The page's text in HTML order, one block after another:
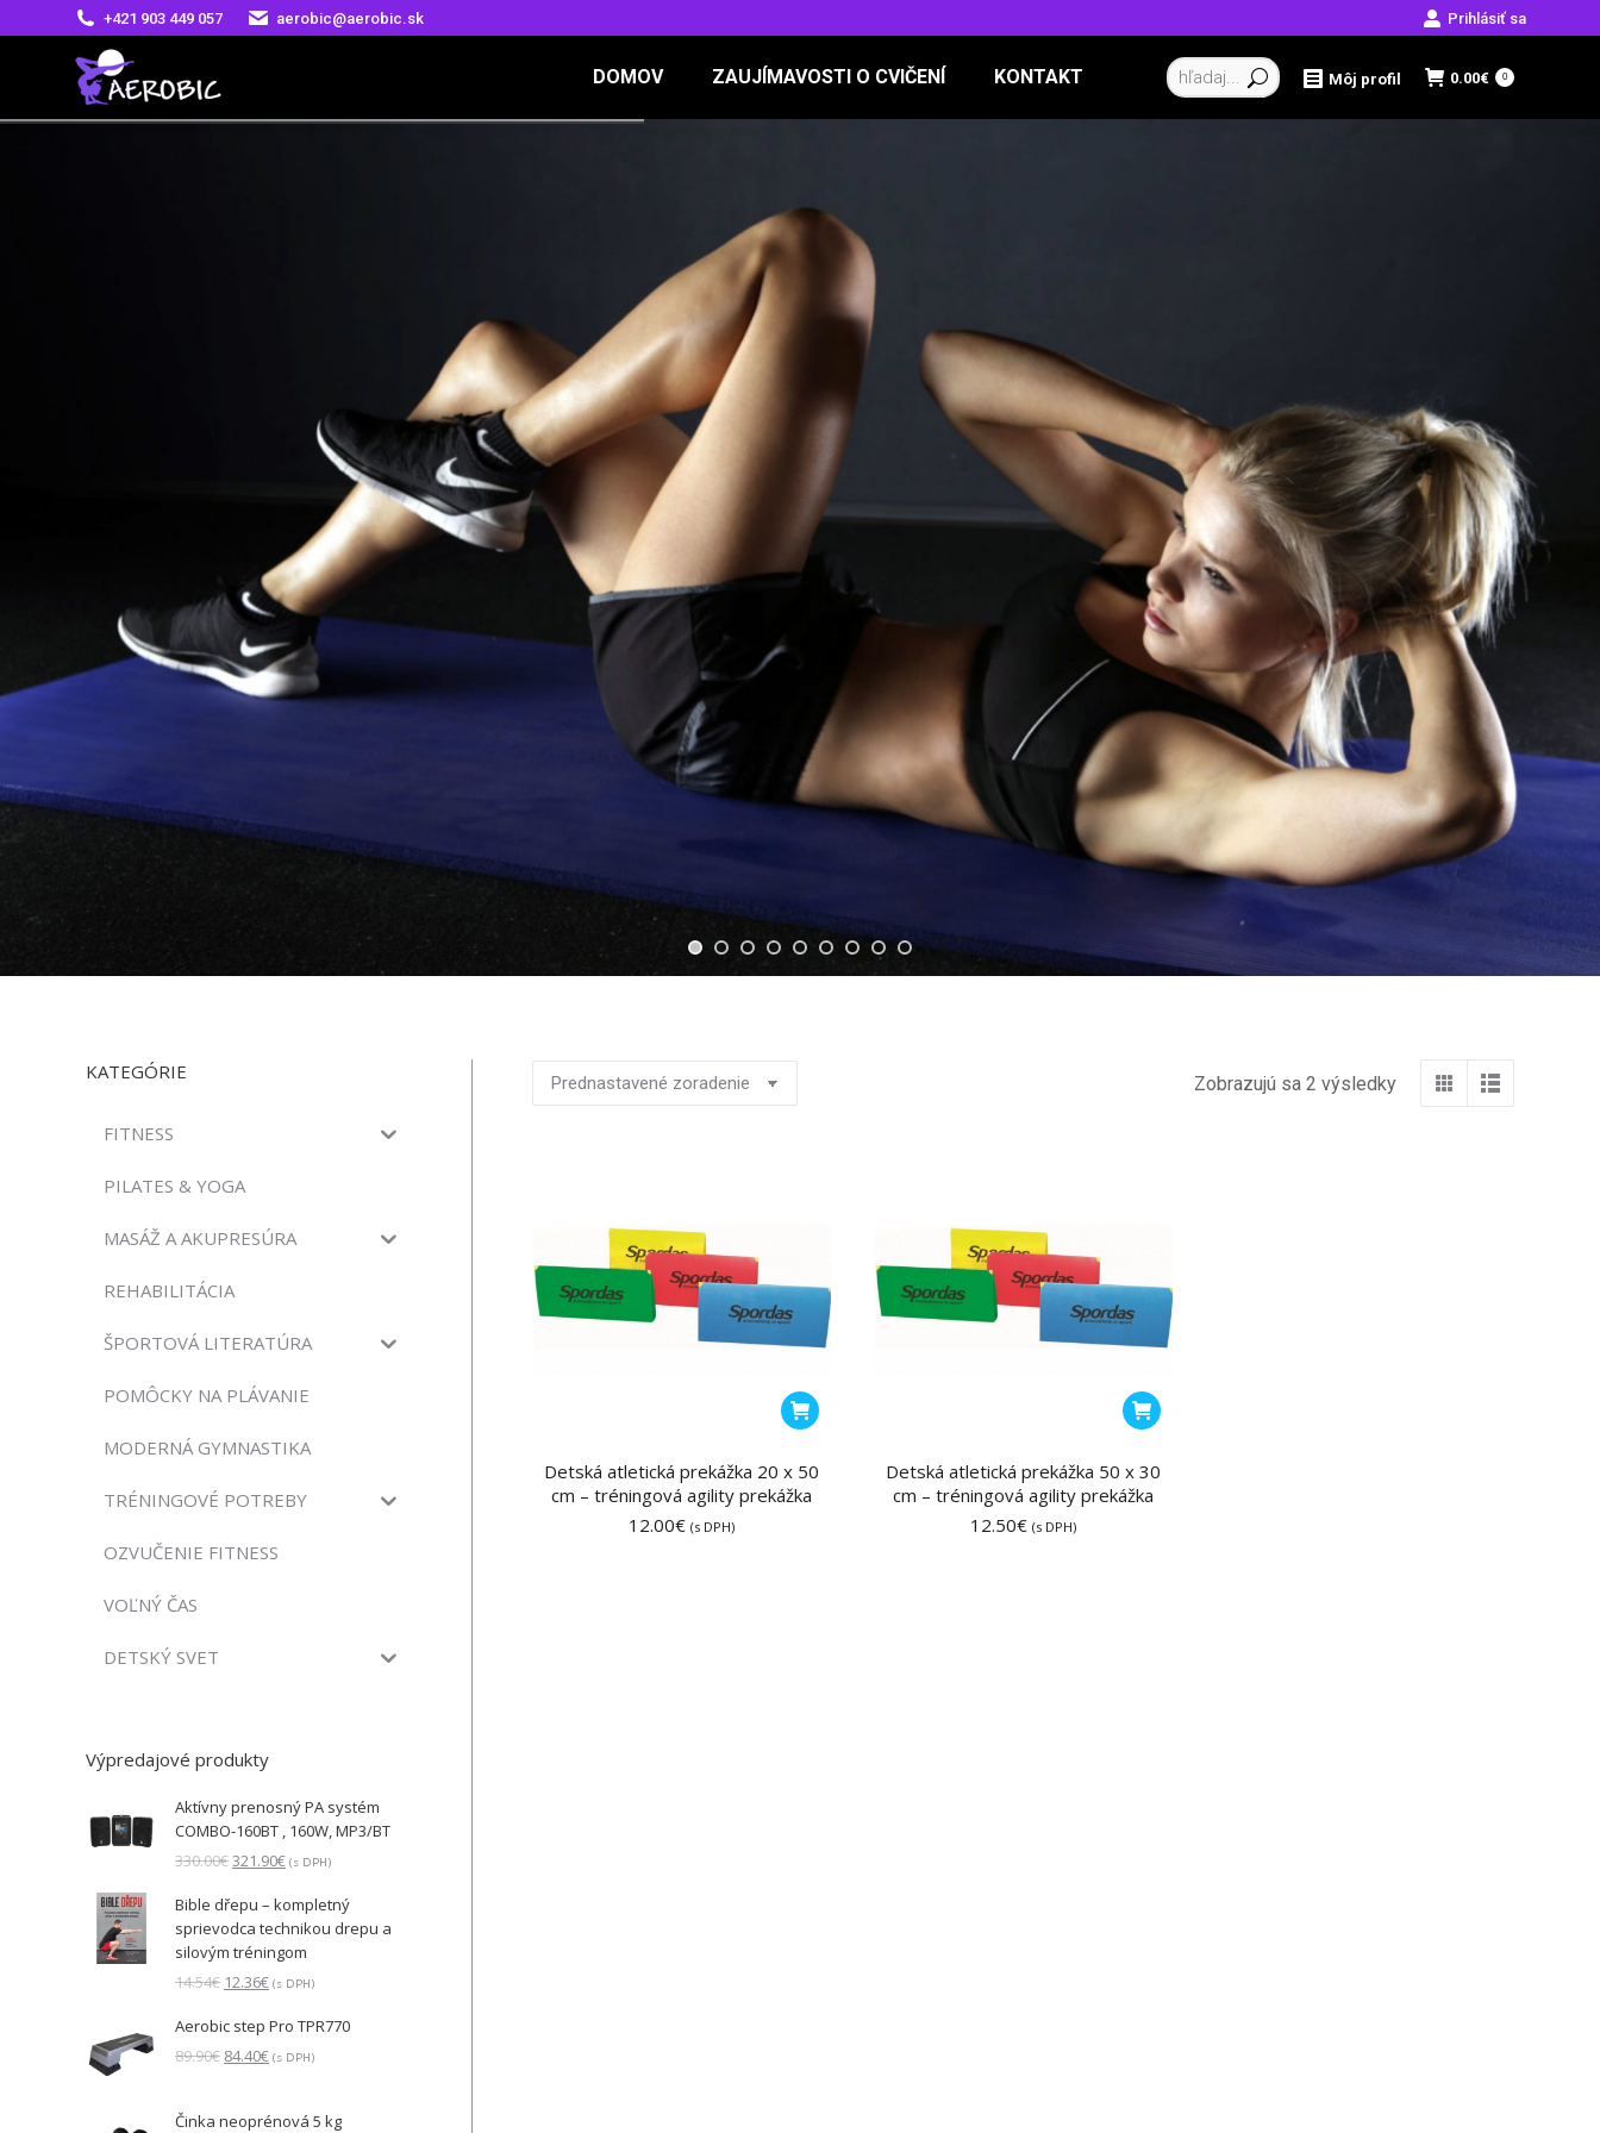
+421 903 449 057 aerobic@aerobic.sk Prihlásiť sa
DOMOV ZAUJÍMAVOSTI O CVIČENÍ KONTAKT Vyhľadávanie: Môj profil 0.00€ 0
Zobrazujú sa 2 výsledky
Detská atletická prekážka 20 x 50
cm – tréningová agility prekážka
12.00€ (s DPH)
Detská atletická prekážka 50 x 30
cm – tréningová agility prekážka
12.50€ (s DPH)
KATEGÓRIE
FITNESS
PILATES & YOGA
MASÁŽ A AKUPRESÚRA
REHABILITÁCIA
ŠPORTOVÁ LITERATÚRA
POMÔCKY NA PLÁVANIE
MODERNÁ GYMNASTIKA
TRÉNINGOVÉ POTREBY
OZVUČENIE FITNESS
VOĽNÝ ČAS
DETSKÝ SVET
Výpredajové produkty
Aktívny prenosný PA systém
COMBO-160BT , 160W, MP3/BT
330.00€Pôvodná
bola:
330.00€.
321.90€Aktuálna
je:
321.90€.
(s DPH)
Bible dřepu – kompletný
sprievodca technikou drepu a
silovým tréningom
14.54€ Pôvodná
bola:
14.54€.
12.36€Aktuálna
je:
12.36€.
(s DPH)
Aerobic step Pro TPR770
89.90€ Pôvodná
89.90€.
84.40€Aktuálna
84.40€.
(s DPH)
Činka neoprénová 5 kg